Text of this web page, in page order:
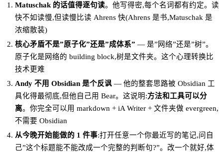
Matuschak 的话值得逐句读。他写得密,每个名词都有约定。读
快不如读慢,但读慢比读 Ahrens 快(Ahrens 是书,Matuschak 是
浓缩散装)
核心矛盾不是”原子化”还是”成体系” — 是”网络”还是”树”。
原子化是网络的 building block,树是文件夹。这个心理转换比
技术更难
Andy 不用 Obsidian 是个反讽 — 他的整套思路被 Obsidian 工
具化得最彻底,但他自己用 Bear。这说明:方法和工具可以分
离。你完全可以用 markdown + iA Writer + 文件夹做 evergreen,
不需要 Obsidian
从今晚开始能做的 1 件事:打开任意一个你最近写的笔记,问自
己”这个标题能不能改成一个完整的判断句?”。改一个就好,体